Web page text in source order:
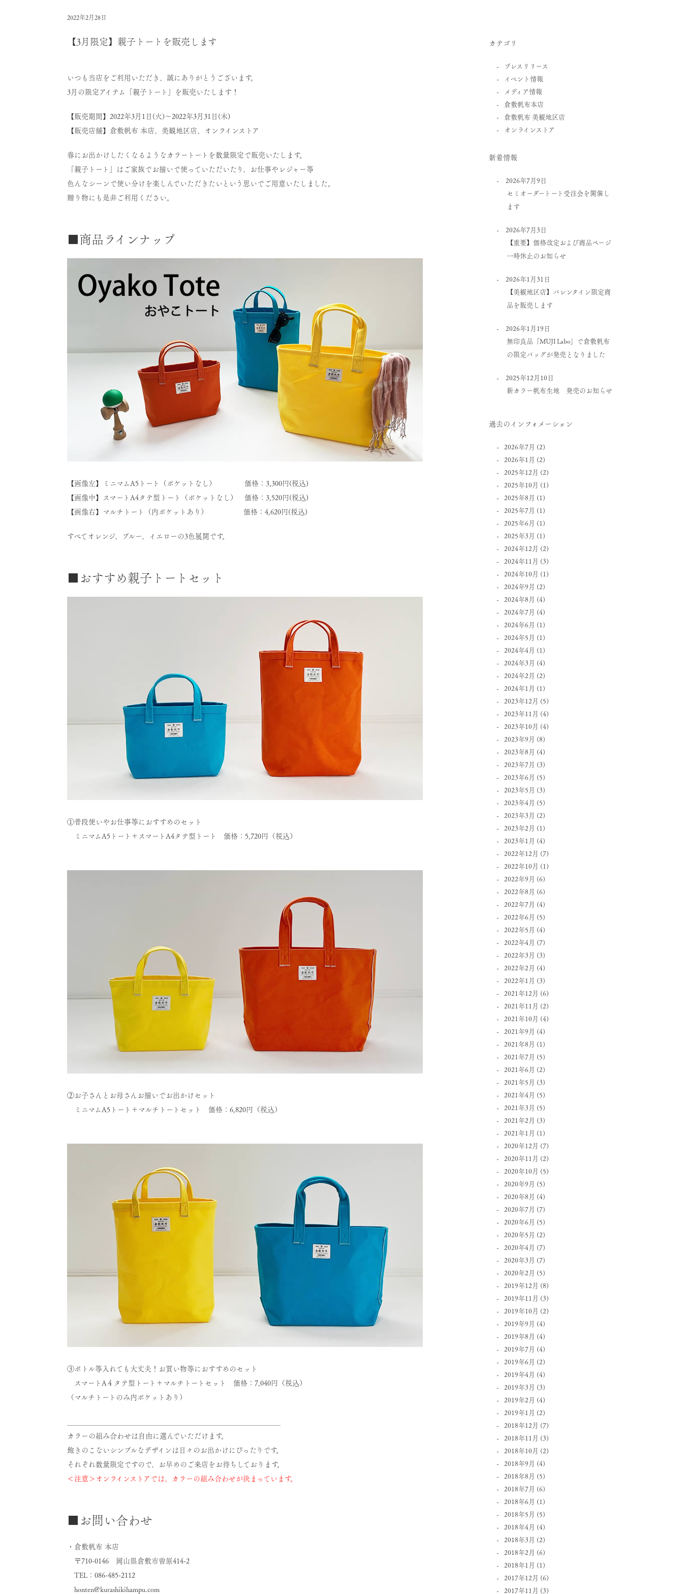
2022年2月28日
【3月限定】親子トートを販売します
いつも当店をご利用いただき、誠にありがとうございます。
3月の限定アイテム「親子トート」を販売いたします！
【販売期間】2022年3月1日(火)～2022年3月31日(木)
【販売店舗】倉敷帆布 本店、美観地区店、オンラインストア
春にお出かけしたくなるようなカラートートを数量限定で販売いたします。
「親子トート」はご家族でお揃いで使っていただいたり、お仕事やレジャー等
色んなシーンで使い分けを楽しんでいただきたいという思いでご用意いたしました。
贈り物にも是非ご利用ください。
■商品ラインナップ
【画像左】ミニマムA5トート（ポケットなし） 価格：3,300円(税込)
【画像中】スマートA4タテ型トート（ポケットなし） 価格：3,520円(税込)
【画像右】マルチトート（内ポケットあり） 価格：4,620円(税込)
すべてオレンジ、ブルー、イエローの3色展開です。
■おすすめ親子トートセット
①普段使いやお仕事等におすすめのセット
ミニマムA5トート＋スマートA4タテ型トート 価格：5,720円（税込）
②お子さんとお母さんお揃いでお出かけセット
ミニマムA5トート＋マルチトートセット 価格：6,820円（税込）
③ボトル等入れても大丈夫！お買い物等におすすめのセット
スマートA４タテ型トート＋マルチトートセット 価格：7,040円（税込）
（マルチトートのみ内ポケットあり）
カラーの組み合わせは自由に選んでいただけます。
飽きのこないシンプルなデザインは日々のお出かけにぴったりです。
それぞれ数量限定ですので、お早めのご来店をお待ちしております。
＜注意＞オンラインストアでは、カラーの組み合わせが決まっています。
■お問い合わせ
・倉敷帆布 本店
〒710-0146 岡山県倉敷市曽原414-2
TEL：086-485-2112
honten@kurashikihampu.com
カテゴリ
プレスリリース
イベント情報
メディア情報
倉敷帆布本店
倉敷帆布 美観地区店
オンラインストア
新着情報
2026年7月9日
セミオーダートート受注会を開催し
ます
2026年7月3日
【重要】価格改定および商品ページ
一時休止のお知らせ
2026年1月31日
【美観地区店】バレンタイン限定商
品を販売します
2026年1月19日
無印良品「MUJI Labo」で倉敷帆布
の限定バッグが発売となりました
2025年12月10日
新カラー帆布生地 発売のお知らせ
過去のインフォメーション
2026年7月 (2)
2026年1月 (2)
2025年12月 (2)
2025年10月 (1)
2025年8月 (1)
2025年7月 (1)
2025年6月 (1)
2025年3月 (1)
2024年12月 (2)
2024年11月 (3)
2024年10月 (1)
2024年9月 (2)
2024年8月 (4)
2024年7月 (4)
2024年6月 (1)
2024年5月 (1)
2024年4月 (1)
2024年3月 (4)
2024年2月 (2)
2024年1月 (1)
2023年12月 (5)
2023年11月 (4)
2023年10月 (4)
2023年9月 (8)
2023年8月 (4)
2023年7月 (3)
2023年6月 (5)
2023年5月 (3)
2023年4月 (5)
2023年3月 (2)
2023年2月 (1)
2023年1月 (4)
2022年12月 (7)
2022年10月 (1)
2022年9月 (6)
2022年8月 (6)
2022年7月 (4)
2022年6月 (5)
2022年5月 (4)
2022年4月 (7)
2022年3月 (3)
2022年2月 (4)
2022年1月 (3)
2021年12月 (6)
2021年11月 (2)
2021年10月 (4)
2021年9月 (4)
2021年8月 (1)
2021年7月 (5)
2021年6月 (2)
2021年5月 (3)
2021年4月 (5)
2021年3月 (5)
2021年2月 (3)
2021年1月 (1)
2020年12月 (7)
2020年11月 (2)
2020年10月 (5)
2020年9月 (5)
2020年8月 (4)
2020年7月 (7)
2020年6月 (5)
2020年5月 (2)
2020年4月 (7)
2020年3月 (7)
2020年2月 (5)
2019年12月 (8)
2019年11月 (3)
2019年10月 (2)
2019年9月 (4)
2019年8月 (4)
2019年7月 (4)
2019年6月 (2)
2019年4月 (4)
2019年3月 (3)
2019年2月 (4)
2019年1月 (2)
2018年12月 (7)
2018年11月 (3)
2018年10月 (2)
2018年9月 (4)
2018年8月 (5)
2018年7月 (6)
2018年6月 (1)
2018年5月 (5)
2018年4月 (4)
2018年3月 (2)
2018年2月 (6)
2018年1月 (1)
2017年12月 (6)
2017年11月 (3)